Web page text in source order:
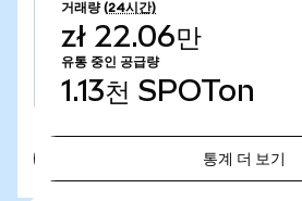
거래량 (24시간)
zł 22.06만
유통 중인 공급량
1.13천 SPOTon
통계 더 보기